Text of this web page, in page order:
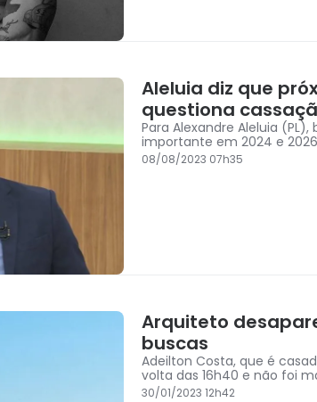
Aleluia diz que
questiona
Para Alexandre Aleluia
importante em 2024 e 2026
08/08/2023 07h35
Arquiteto
buscas
Adeilton Costa, que é
volta das 16h40 e não foi
30/01/2023 12h42